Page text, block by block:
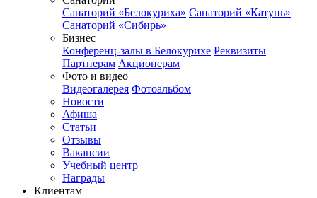
Санаторий «Белокуриха» Санаторий «Катунь»
Санаторий «Сибирь»
Бизнес
Конференц-залы в Белокурихе Реквизиты
Партнерам Акционерам
Фото и видео
Видеогалерея Фотоальбом
Новости
Афиша
Статьи
Отзывы
Вакансии
Учебный центр
Награды
Клиентам